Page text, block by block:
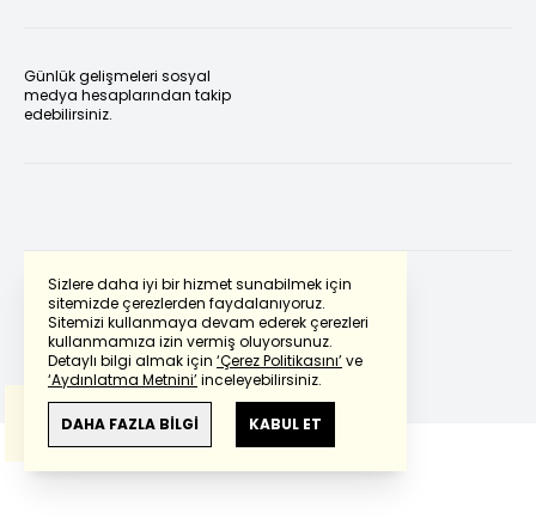
Sizlere daha iyi bir hizmet sunabilmek için
sitemizde çerezlerden faydalanıyoruz.
Sitemizi kullanmaya devam ederek çerezleri
kullanmamıza izin vermiş oluyorsunuz.
Detaylı bilgi almak için ‘Çerez Politikasını’ve
‘Aydınlatma Metnini’inceleyebilirsiniz.
DAHA FAZLA BİLGİ KABUL ET
Günlük gelişmeleri sosyal
medya hesaplarından takip
edebilirsiniz.
Powered by Translate
Bu çevirideGoogle Transletekullanılmıştır.
Anlam ve çeviri hatalarından
haberturk.com
sorumlu değildir.